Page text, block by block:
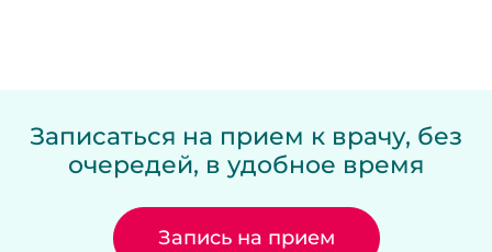
Записаться на прием к врачу, без
очередей, в удобное время
Запись на прием